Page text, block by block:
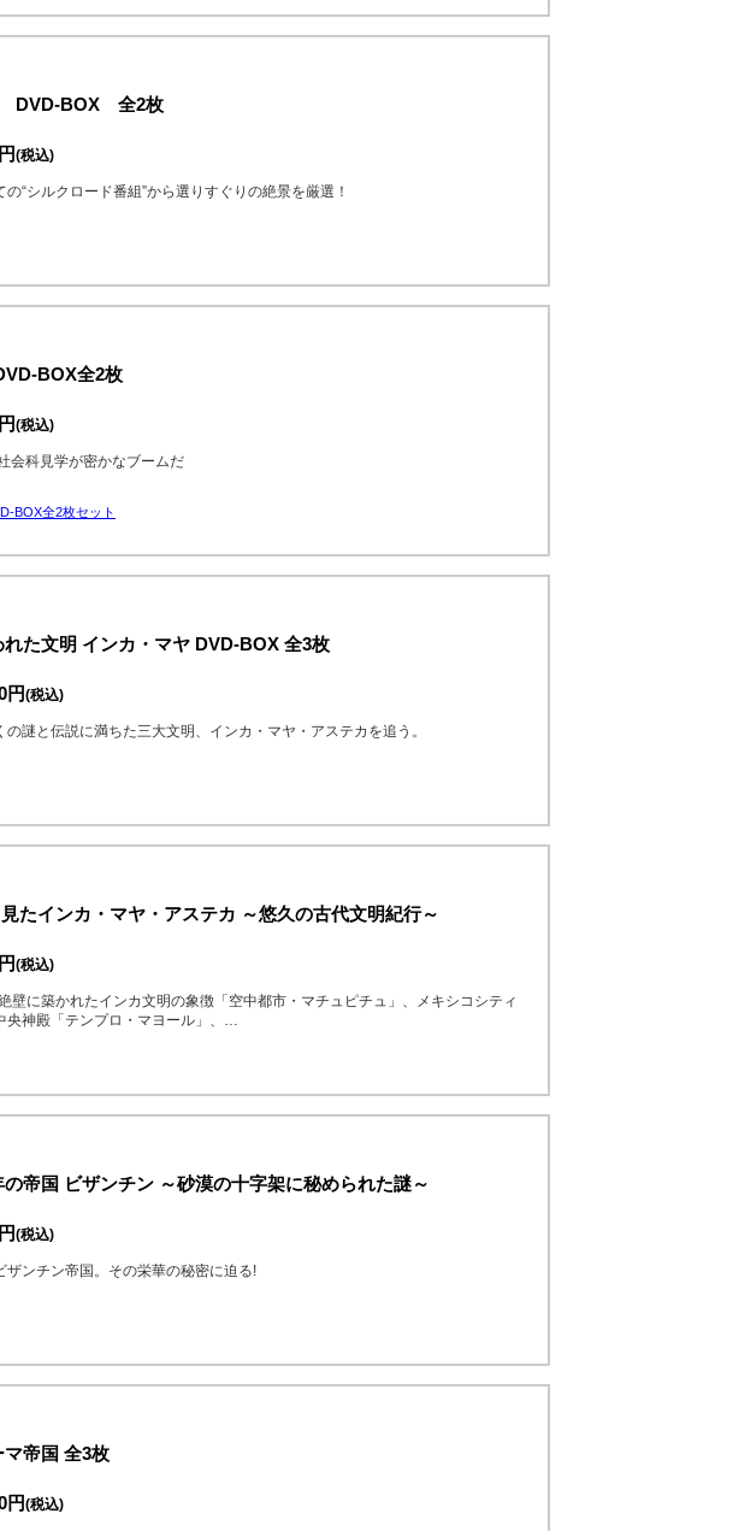
DVD-BOX 全2枚
(税込)
“シルクロード番組”から選りすぐりの絶景を厳選！
BOX全2枚
(税込)
会科見学が密かなブームだ
BOX全2枚セット
た文明 インカ・マヤ DVD-BOX 全3枚
円(税込)
謎と伝説に満ちた三大文明、インカ・マヤ・アステカを追う。
たインカ・マヤ・アステカ ～悠久の古代文明紀行～
(税込)
壁に築かれたインカ文明の象徴「空中都市・マチュピチュ」、メキシコシティ
央神殿「テンプロ・マヨール」、…
帝国 ビザンチン ～砂漠の十字架に秘められた謎～
(税込)
ザンチン帝国。その栄華の秘密に迫る!
帝国 全3枚
円(税込)